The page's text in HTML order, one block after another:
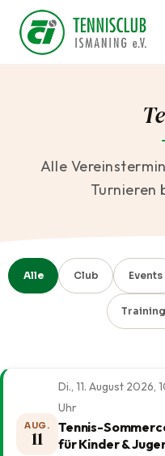
Alle
Turnieren
Alle Club Events
Training
AUG.
11
Di., 11. August 2026,
Uhr
Tennis-
für Kinder &